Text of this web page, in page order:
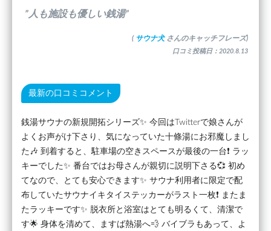
”人も施設も優しい銭湯”
( サウナ犬 さんのキャッチフレーズ)
口コミ投稿日：2020.8.13
最新の口コミコメント
銭湯サウナの新規開拓シリーズ✨ 今回はTwitterで娘さんが
よくお声がけ下さり、気になっていた十條湯にお邪魔しまし
た🎶 到着すると、駐車場の空きスペースが最後の一台❗ ラッ
キーでした✨ 番台ではお母さんが親切に説明下さる💞 初め
てなので、とても安心できます✨ サウナ利用者に限定で配
布していたサウナイキタイステッカーがラスト一枚❗ またま
たラッキーです✨ 脱衣所と浴室はとても明るくて、清潔で
す🌟 身体を清めて、ますば熱湯へ💨 バイブラもあって、よ